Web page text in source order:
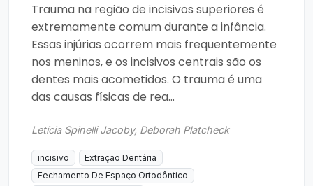
Trauma na região de incisivos superiores é
extremamente comum durante a infância.
Essas injúrias ocorrem mais frequentemente
nos meninos, e os incisivos centrais são os
dentes mais acometidos. O trauma é uma
das causas físicas de rea...
Letícia Spinelli Jacoby, Deborah Platcheck
incisivo
Extração Dentária
Fechamento De Espaço Ortodôntico